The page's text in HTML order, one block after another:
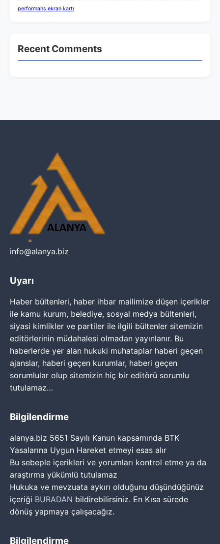
performans ekran kartı
Recent Comments
info@alanya.biz
Uyarı
Haber bültenleri, haber ihbar mailimize düşen içerikler
ile kamu kurum, belediye, sosyal medya bültenleri,
siyasi kimlikler ve partiler ile ilgili bültenler sitemizin
editörlerinin müdahalesi olmadan yayınlanır. Bu
haberlerde yer alan hukuki muhataplar haberi geçen
ajanslar, haberi geçen kurumlar, haberi geçen
sorumlular olup sitemizin hiç bir editörü sorumlu
tutulamaz…
Bilgilendirme
alanya.biz 5651 Sayılı Kanun kapsamında BTK
Yasalarına Uygun Hareket etmeyi esas alır
Bu sebeple içerikleri ve yorumları kontrol etme ya da
araştırma yükümlü tutulamaz
Hukuka ve mevzuata aykırı olduğunu düşündüğünüz
içeriği BURADAN bildirebilirsiniz. En Kısa sürede
dönüş yapmaya çalışacağız.
Bilgilendirme